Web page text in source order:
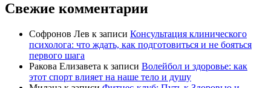
Свежие комментарии
Софронов Лев к записи Консультация клинического
психолога: что ждать, как подготовиться и не бояться
первого шага
Ракова Елизавета к записи Волейбол и здоровье: как
этот спорт влияет на наше тело и душу